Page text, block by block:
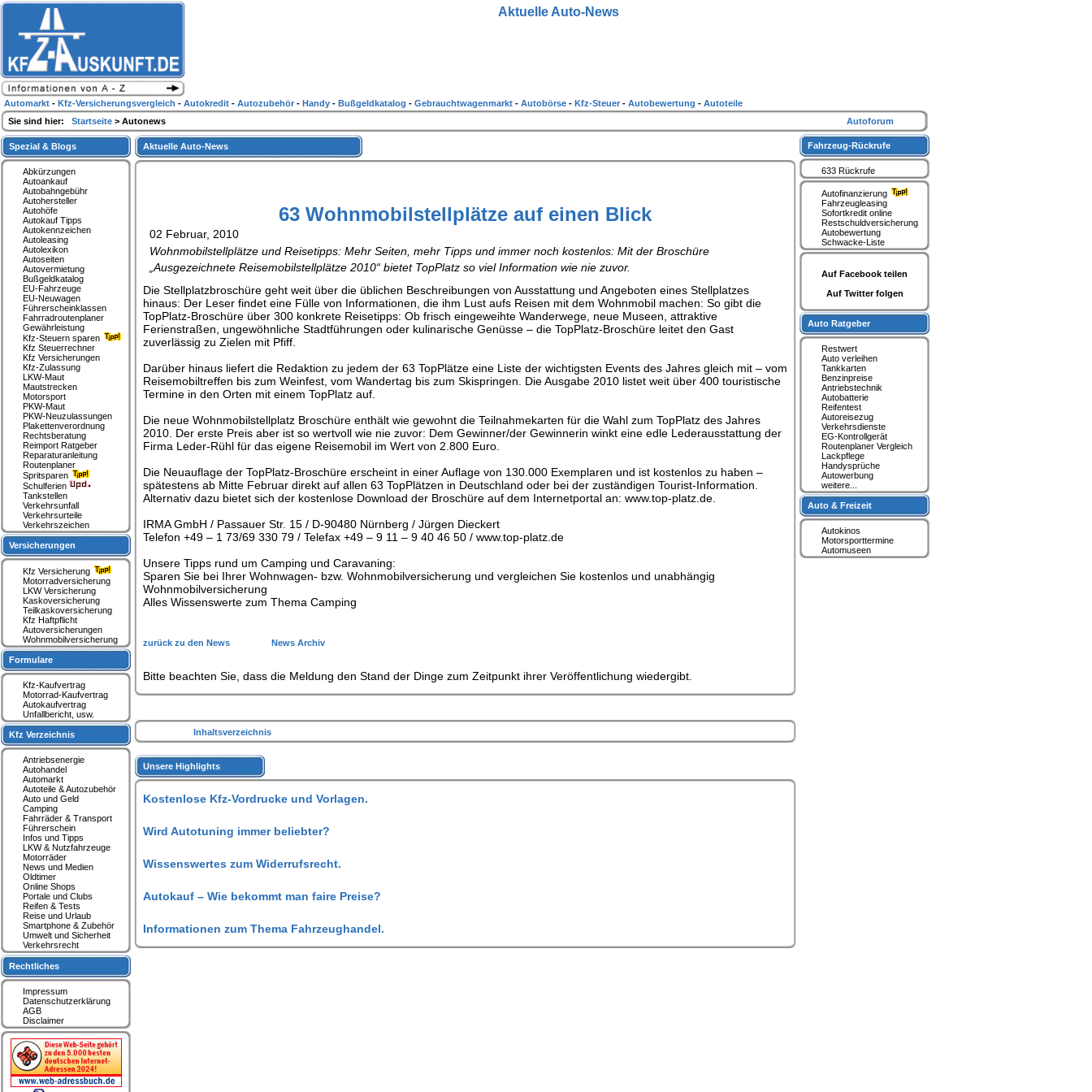
Aktuelle Auto-News
63 Wohnmobilstellplätze auf einen Blick
02 Februar, 2010
Wohnmobilstellplätze und Reisetipps: Mehr Seiten, mehr Tipps und immer noch kostenlos: Mit der Broschüre
„Ausgezeichnete Reisemobilstellplätze 2010“ bietet TopPlatz so viel Information wie nie zuvor.
Die Stellplatzbroschüre geht weit über die üblichen Beschreibungen von Ausstattung und Angeboten eines Stellplatzes
hinaus: Der Leser findet eine Fülle von Informationen, die ihm Lust aufs Reisen mit dem Wohnmobil machen: So gibt die
TopPlatz-Broschüre über 300 konkrete Reisetipps: Ob frisch eingeweihte Wanderwege, neue Museen, attraktive
Ferienstraßen, ungewöhnliche Stadtführungen oder kulinarische Genüsse – die TopPlatz-Broschüre leitet den Gast
zuverlässig zu Zielen mit Pfiff.
Darüber hinaus liefert die Redaktion zu jedem der 63 TopPlätze eine Liste der wichtigsten Events des Jahres gleich mit – vom
Reisemobiltreffen bis zum Weinfest, vom Wandertag bis zum Skispringen. Die Ausgabe 2010 listet weit über 400 touristische
Termine in den Orten mit einem TopPlatz auf.
Die neue Wohnmobilstellplatz Broschüre enthält wie gewohnt die Teilnahmekarten für die Wahl zum TopPlatz des Jahres
2010. Der erste Preis aber ist so wertvoll wie nie zuvor: Dem Gewinner/der Gewinnerin winkt eine edle Lederausstattung der
Firma Leder-Rühl für das eigene Reisemobil im Wert von 2.800 Euro.
Die Neuauflage der TopPlatz-Broschüre erscheint in einer Auflage von 130.000 Exemplaren und ist kostenlos zu haben –
spätestens ab Mitte Februar direkt auf allen 63 TopPlätzen in Deutschland oder bei der zuständigen Tourist-Information.
Alternativ dazu bietet sich der kostenlose Download der Broschüre auf dem Internetportal an: www.top-platz.de.
IRMA GmbH / Passauer Str. 15 / D-90480 Nürnberg / Jürgen Dieckert
Telefon +49 – 1 73/69 330 79 / Telefax +49 – 9 11 – 9 40 46 50 / www.top-platz.de
Unsere Tipps rund um Camping und Caravaning:
Sparen Sie bei Ihrer Wohnwagen- bzw. Wohnmobilversicherung und vergleichen Sie kostenlos und unabhängig
Wohnmobilversicherung
Alles Wissenswerte zum Thema Camping
zurück zu den News News Archiv
Bitte beachten Sie, dass die Meldung den Stand der Dinge zum Zeitpunkt ihrer Veröffentlichung wiedergibt.
Inhaltsverzeichnis
Unsere Highlights
Kostenlose Kfz-Vordrucke und Vorlagen.
Wird Autotuning immer beliebter?
Wissenswertes zum Widerrufsrecht.
Autokauf – Wie bekommt man faire Preise?
Informationen zum Thema Fahrzeughandel.
Spezial & Blogs
Abkürzungen
Autoankauf
Autobahngebühr
Autohersteller
Autohöfe
Autokauf Tipps
Autokennzeichen
Autoleasing
Autolexikon
Autoseiten
Autovermietung
Bußgeldkatalog
EU-Fahrzeuge
EU-Neuwagen
Führerscheinklassen
Fahrradroutenplaner
Gewährleistung
Kfz-Steuern sparen
Kfz Steuerrechner
Kfz Versicherungen
Kfz-Zulassung
LKW-Maut
Mautstrecken
Motorsport
PKW-Maut
PKW-Neuzulassungen
Plakettenverordnung
Rechtsberatung
Reimport Ratgeber
Reparaturanleitung
Routenplaner
Spritsparen
Schulferien
Tankstellen
Verkehrsunfall
Verkehrsurteile
Verkehrszeichen
Versicherungen
Kfz Versicherung
Motorradversicherung
LKW Versicherung
Kaskoversicherung
Teilkaskoversicherung
Kfz Haftpflicht
Autoversicherungen
Wohnmobilversicherung
Formulare
Kfz-Kaufvertrag
Motorrad-Kaufvertrag
Autokaufvertrag
Unfallbericht, usw.
Kfz Verzeichnis
Antriebsenergie
Autohandel
Automarkt
Autoteile & Autozubehör
Auto und Geld
Camping
Fahrräder & Transport
Führerschein
Infos und Tipps
LKW & Nutzfahrzeuge
Motorräder
News und Medien
Oldtimer
Online Shops
Portale und Clubs
Reifen & Tests
Reise und Urlaub
Smartphone & Zubehör
Umwelt und Sicherheit
Verkehrsrecht
Rechtliches
Impressum
Datenschutzerklärung
AGB
Disclaimer
Fahrzeug-Rückrufe
633 Rückrufe
Autofinanzierung
Fahrzeugleasing
Sofortkredit online
Restschuldversicherung
Autobewertung
Schwacke-Liste
Auf Facebook teilen
Auf Twitter folgen
Auto Ratgeber
Restwert
Auto verleihen
Tankkarten
Benzinpreise
Antriebstechnik
Autobatterie
Reifentest
Autoreisezug
Verkehrsdienste
EG-Kontrollgerät
Routenplaner Vergleich
Lackpflege
Handysprüche
Autowerbung
weitere...
Auto & Freizeit
Autokinos
Motorsporttermine
Automuseen
Aktuelle Auto-News
Automarkt - Kfz-Versicherungsvergleich - Autokredit - Autozubehör - Handy - Bußgeldkatalog - Gebrauchtwagenmarkt - Autobörse - Kfz-Steuer - Autobewertung - Autoteile
Sie sind hier: Startseite > Autonews Autoforum